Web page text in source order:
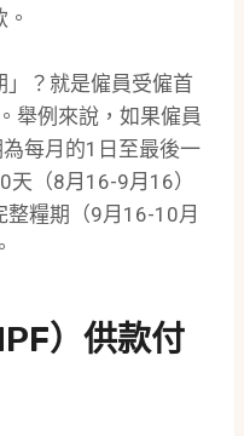
？就是僱員受僱首
舉例來說，如果僱員
每月的1日至最後一
（8月16-9月16）
糧期（9月16-10月
）供款付